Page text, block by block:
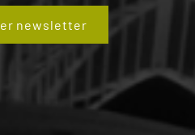
newsletter